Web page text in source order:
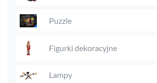
Puzzle
Figurki dekoracyjne
Lampy